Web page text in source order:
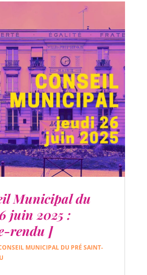
Municipal du
juin 2025 :
rendu ]
MUNICIPAL DU PRÉ SAINT-